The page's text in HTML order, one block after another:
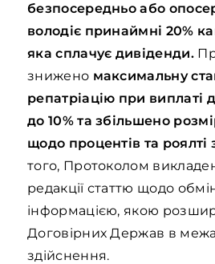
безпосередньо або
володіє принаймні 20%
яка сплачує дивіденди.
знижено максимальну
репатріацію при виплаті
до 10% та збільшено
щодо процентів та роялті
того, Протоколом
редакції статтю щодо
інформацією, якою
Договірних Держав в
здійснення.